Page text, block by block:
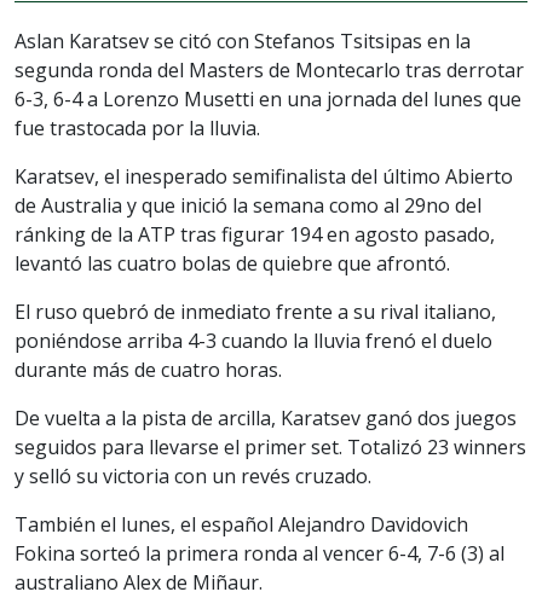
Aslan Karatsev se citó con Stefanos Tsitsipas en la
segunda ronda del Masters de Montecarlo tras derrotar
6-3, 6-4 a Lorenzo Musetti en una jornada del lunes que
fue trastocada por la lluvia.
Karatsev, el inesperado semifinalista del último Abierto
de Australia y que inició la semana como al 29no del
ránking de la ATP tras figurar 194 en agosto pasado,
levantó las cuatro bolas de quiebre que afrontó.
El ruso quebró de inmediato frente a su rival italiano,
poniéndose arriba 4-3 cuando la lluvia frenó el duelo
durante más de cuatro horas.
De vuelta a la pista de arcilla, Karatsev ganó dos juegos
seguidos para llevarse el primer set. Totalizó 23 winners
y selló su victoria con un revés cruzado.
También el lunes, el español Alejandro Davidovich
Fokina sorteó la primera ronda al vencer 6-4, 7-6 (3) al
australiano Alex de Miñaur.